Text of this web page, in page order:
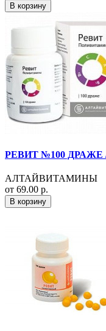
В корзину
РЕВИТ №100
АЛТАЙВИТАМИНЫ
от 69.00 р.
В корзину